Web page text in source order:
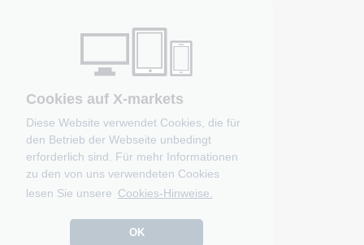
Cookies auf X-markets
Diese Website verwendet Cookies, die für
den Betrieb der Webseite unbedingt
erforderlich sind. Für mehr Informationen
zu den von uns verwendeten Cookies
lesen Sie unsere Cookies-Hinweise.
OK